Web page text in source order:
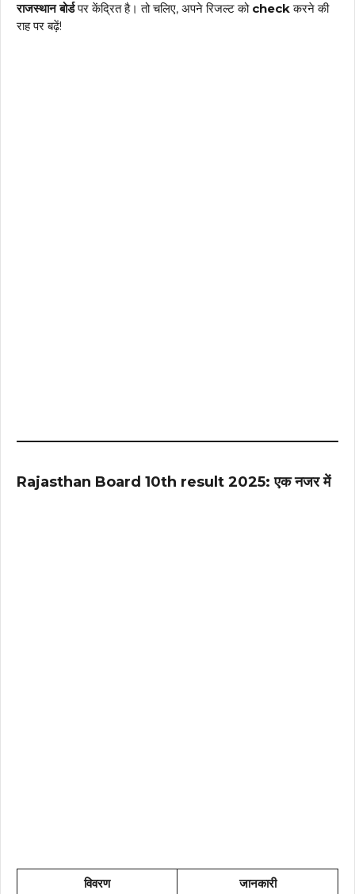
राजस्थान बोर्डपर केंद्रित है। तो चलिए, अपने रिजल्ट को checkकरने की
राह पर बढ़ें!
Rajasthan Board 10th result 2025: एक नजर में
विवरण जानकारी